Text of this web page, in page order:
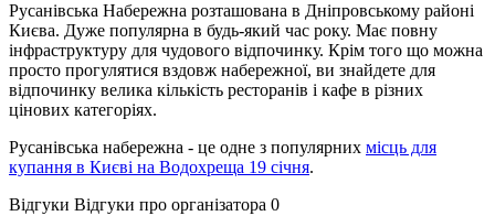
Русанівська Набережна розташована в Дніпровському районі
Києва. Дуже популярна в будь-який час року. Має повну
інфраструктуру для чудового відпочинку. Крім того що можна
просто прогулятися вздовж набережної, ви знайдете для
відпочинку велика кількість ресторанів і кафе в різних
цінових категоріях.
Русанівська набережна - це одне з популярних місць для
купання в Києві на Водохреща 19 січня.
Відгуки Відгуки про організатора 0